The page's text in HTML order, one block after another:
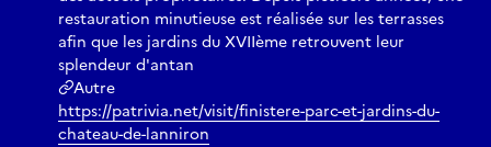
restauration minutieuse est réalisée sur les terrasses
afin que les jardins du XVIIème retrouvent leur
splendeur d'antan
Autre
https://patrivia.net/visit/finistere-parc-et-jardins-du-
chateau-de-lanniron